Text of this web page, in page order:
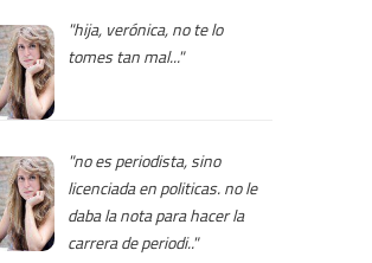
"hija, verónica, no te lo
tomes tan mal..."
"no es periodista, sino
licenciada en politicas. no le
daba la nota para hacer la
carrera de periodi.."